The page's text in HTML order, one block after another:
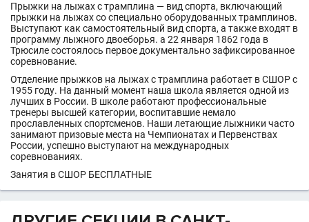
Прыжки на лыжах с трамплина — вид спорта, включающий
прыжки на лыжах со специально оборудованных трамплинов.
Выступают как самостоятельный вид спорта, а также входят в
программу лыжного двоеборья. а 22 января 1862 года в
Трюсиле состоялось первое документально зафиксированное
соревнование.
Отделение прыжков на лыжах с трамплина работает в СШОР с
1955 году. На данный момент наша школа является одной из
лучших в России. В школе работают профессиональные
тренеры высшей категории, воспитавшие немало
прославленных спортсменов. Наши летающие лыжники часто
занимают призовые места на Чемпионатах и Первенствах
России, успешно выступают на международных
соревнованиях.
Занятия в СШОР БЕСПЛАТНЫЕ